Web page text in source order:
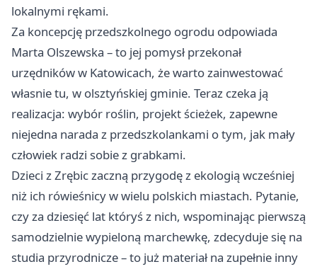
lokalnymi rękami.
Za koncepcję przedszkolnego ogrodu odpowiada
Marta Olszewska – to jej pomysł przekonał
urzędników w Katowicach, że warto zainwestować
własnie tu, w olsztyńskiej gminie. Teraz czeka ją
realizacja: wybór roślin, projekt ścieżek, zapewne
niejedna narada z przedszkolankami o tym, jak mały
człowiek radzi sobie z grabkami.
Dzieci z Zrębic zaczną przygodę z ekologią wcześniej
niż ich rówieśnicy w wielu polskich miastach. Pytanie,
czy za dziesięć lat któryś z nich, wspominając pierwszą
samodzielnie wypieloną marchewkę, zdecyduje się na
studia przyrodnicze – to już materiał na zupełnie inny